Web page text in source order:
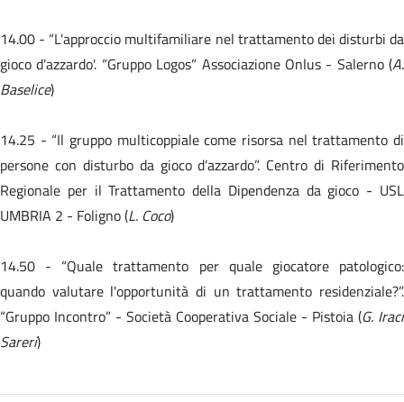
14.00 - “L'approccio multifamiliare nel trattamento dei disturbi da
gioco d'azzardo'. “Gruppo Logos” Associazione Onlus - Salerno (A.
Baselice)
14.25 - “Il gruppo multicoppiale come risorsa nel trattamento di
persone con disturbo da gioco d’azzardo”. Centro di Riferimento
Regionale per il Trattamento della Dipendenza da gioco - USL
UMBRIA 2 - Foligno (L. Coco)
14.50 - “Quale trattamento per quale giocatore patologico:
quando valutare l'opportunità di un trattamento residenziale?”.
“Gruppo Incontro” - Società Cooperativa Sociale - Pistoia (G. Iraci
Sareri)